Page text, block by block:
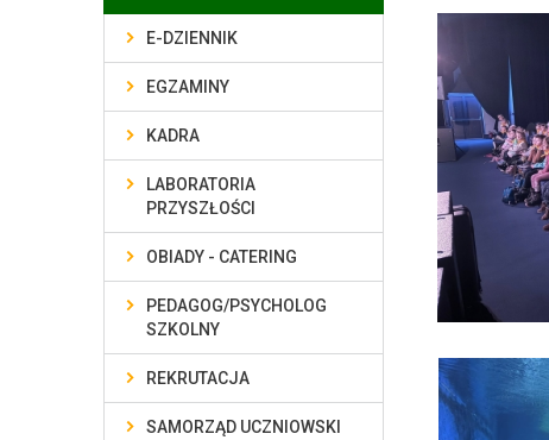
E-DZIENNIK
EGZAMINY
KADRA
LABORATORIA
PRZYSZŁOŚCI
OBIADY - CATERING
PEDAGOG/PSYCHOLOG
SZKOLNY
REKRUTACJA
SAMORZĄD UCZNIOWSKI